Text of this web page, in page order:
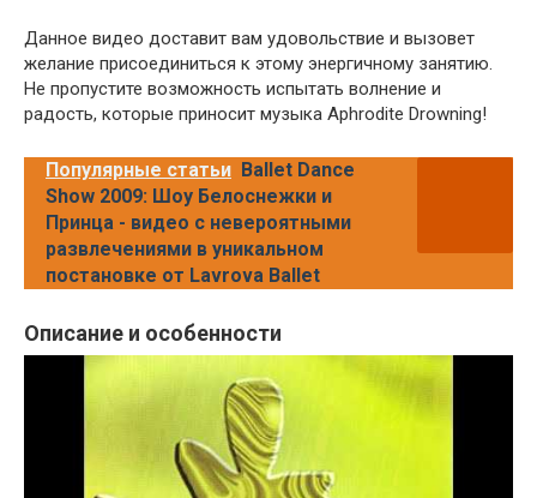
Данное видео доставит вам удовольствие и вызовет
желание присоединиться к этому энергичному занятию.
Не пропустите возможность испытать волнение и
радость, которые приносит музыка Aphrodite Drowning!
Популярные статьи Ballet Dance
Show 2009: Шоу Белоснежки и
Принца - видео с невероятными
развлечениями в уникальном
постановке от Lavrova Ballet
Описание и особенности